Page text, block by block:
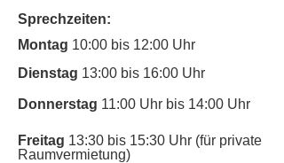
Sprechzeiten:
Montag 10:00 bis 12:00 Uhr
Dienstag 13:00 bis 16:00 Uhr
Donnerstag 11:00 Uhr bis 14:00 Uhr
Freitag 13:30 bis 15:30 Uhr (für private
Raumvermietung)